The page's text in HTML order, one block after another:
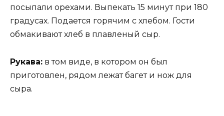
посыпали орехами. Выпекать 15 минут при 180
градусах. Подается горячим с хлебом. Гости
обмакивают хлеб в плавленый сыр.
Рукава: в том виде, в котором он был
приготовлен, рядом лежат багет и нож для
сыра.